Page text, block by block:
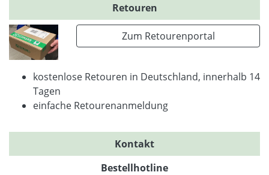
Retouren
Zum Retourenportal
kostenlose Retouren in Deutschland, innerhalb 14
Tagen
einfache Retourenanmeldung
Kontakt
Bestellhotline